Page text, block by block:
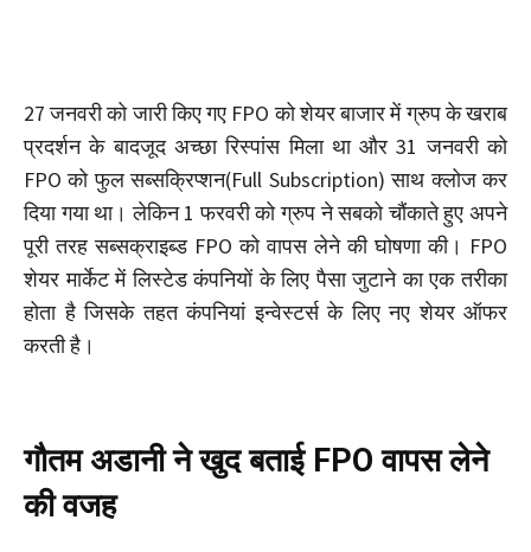
27 जनवरी को जारी किए गए FPO को शेयर बाजार में ग्रुप के खराब
प्रदर्शन के बादजूद अच्छा रिस्पांस मिला था और 31 जनवरी को
FPO को फुल सब्सक्रिप्शन(Full Subscription) साथ क्लोज कर
दिया गया था। लेकिन 1 फरवरी को ग्रुप ने सबको चौंकाते हुए अपने
पूरी तरह सब्सक्राइब्ड FPO को वापस लेने की घोषणा की। FPO
शेयर मार्केट में लिस्टेड कंपनियों के लिए पैसा जुटाने का एक तरीका
होता है जिसके तहत कंपनियां इन्वेस्टर्स के लिए नए शेयर ऑफर
करती है।
गौतम अडानी ने खुद बताई FPO वापस लेने
की वजह